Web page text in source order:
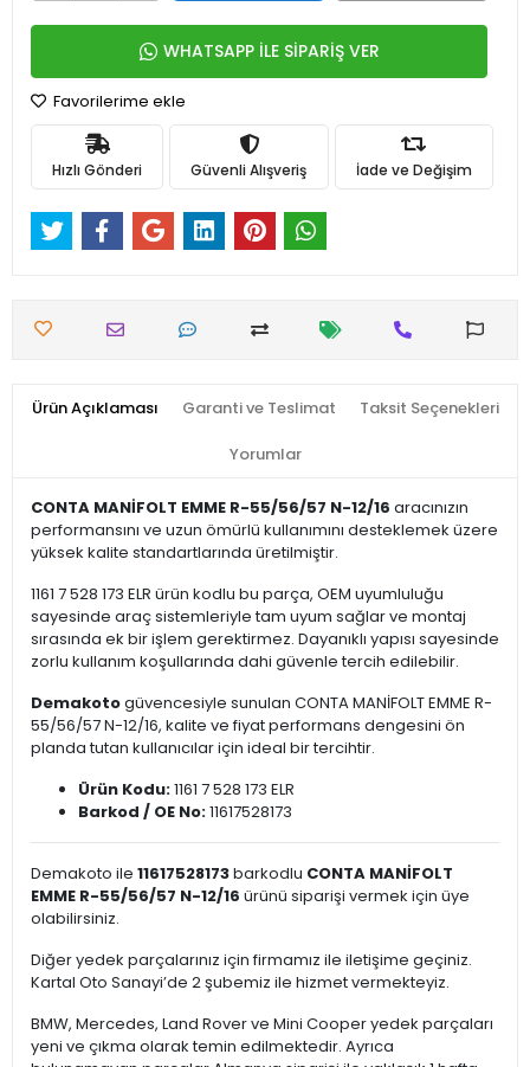
WHATSAPP İLE SİPARİŞ VER
Favorilerime ekle
Hızlı Gönderi Güvenli Alışveriş İade ve Değişim
Ürün Açıklaması Garanti ve Teslimat Taksit Seçenekleri
Yorumlar
CONTA MANİFOLT EMME R-55/56/57 N-12/16 aracınızın
performansını ve uzun ömürlü kullanımını desteklemek üzere
yüksek kalite standartlarında üretilmiştir.
1161 7 528 173 ELR ürün kodlu bu parça, OEM uyumluluğu
sayesinde araç sistemleriyle tam uyum sağlar ve montaj
sırasında ek bir işlem gerektirmez. Dayanıklı yapısı sayesinde
zorlu kullanım koşullarında dahi güvenle tercih edilebilir.
Demakotogüvencesiyle sunulan CONTA MANİFOLT EMME R-
55/56/57 N-12/16, kalite ve fiyat performans dengesini ön
planda tutan kullanıcılar için ideal bir tercihtir.
Ürün Kodu:1161 7 528 173 ELR
Barkod / OE No:11617528173
Demakoto ile 11617528173barkodlu CONTA MANİFOLT
EMME R-55/56/57 N-12/16 ürünü siparişi vermek için üye
olabilirsiniz.
Diğer yedek parçalarınız için firmamız ile iletişime geçiniz.
Kartal Oto Sanayi’de 2 şubemiz ile hizmet vermekteyiz.
BMW, Mercedes, Land Rover ve Mini Cooper yedek parçaları
yeni ve çıkma olarak temin edilmektedir. Ayrıca